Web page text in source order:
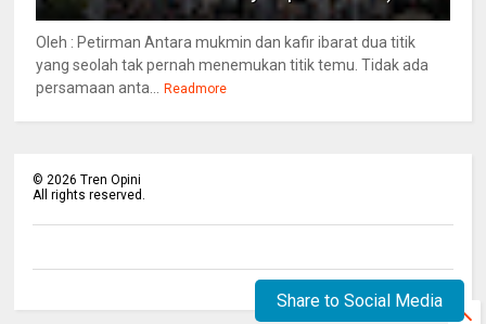
Oleh : Petirman Antara mukmin dan kafir ibarat dua titik
yang seolah tak pernah menemukan titik temu. Tidak ada
persamaan anta...
Readmore
© 2026 Tren Opini
All rights reserved.
Share to Social Media